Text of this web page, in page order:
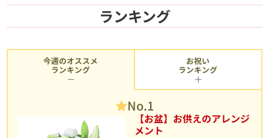
ランキング
今週のオススメ
ランキング
No.1
【お盆】お供えのアレンジ
メント
お祝い
ランキング